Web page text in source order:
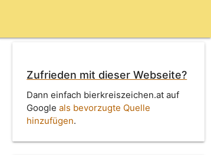
Zufrieden mit dieser Webseite?
Dann einfach bierkreiszeichen.at auf
Googleals bevorzugte Quelle
hinzufügen.